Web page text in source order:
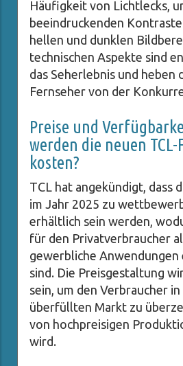
Häufigkeit von Lichtlecks,
beeindruckenden
hellen und dunklen
technischen Aspekte sind
das Seherlebnis und heben
Fernseher von der
Preise und
werden die neuen
kosten?
TCL hat angekündigt, dass
im Jahr 2025 zu
erhältlich sein werden,
für den Privatverbraucher
gewerbliche Anwendungen
sind. Die Preisgestaltung
sein, um den Verbraucher
überfüllten Markt zu
von hochpreisigen
wird.